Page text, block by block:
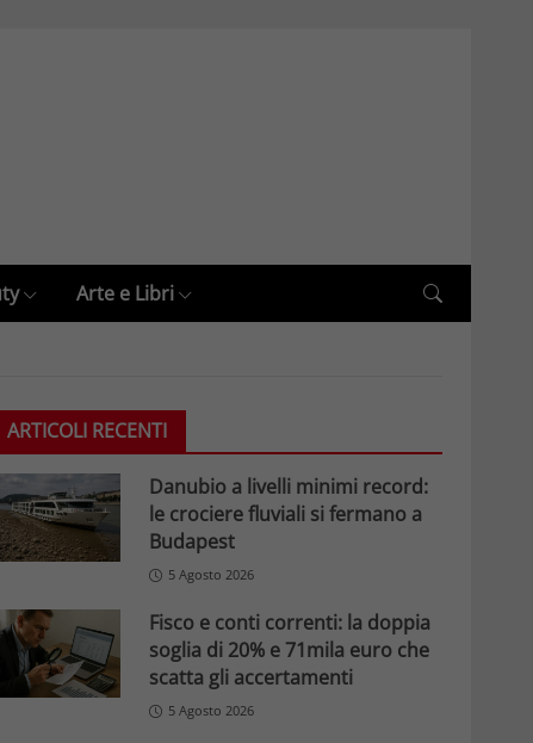
Arte e Libri
ARTICOLI RECENTI
Danubio a livelli minimi record:
le crociere fluviali si fermano a
Budapest
5 Agosto 2026
Fisco e conti correnti: la doppia
soglia di 20% e 71mila euro che
scatta gli accertamenti
5 Agosto 2026